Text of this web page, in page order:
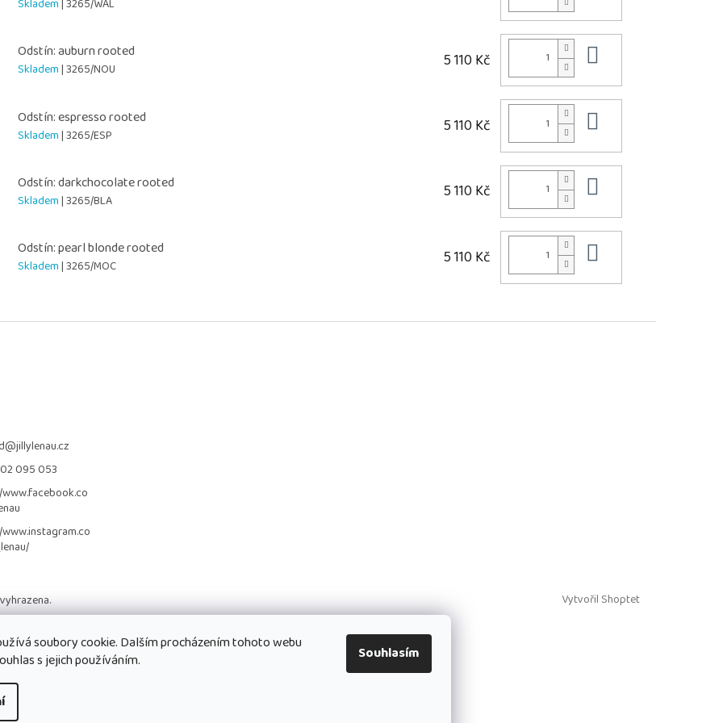
soubory cookie. Dalším procházením tohoto webu
s jejich používáním.
Souhlasím
Skladem | 3265/WAL
Odstín: auburn rooted
Skladem| 3265/NOU 5 110 Kč
Odstín: espresso rooted
Skladem| 3265/ESP 5 110 Kč
Odstín: darkchocolate rooted
Skladem| 3265/BLA 5 110 Kč
Odstín: pearl blonde rooted
Skladem| 3265/MOC 5 110 Kč
@jillylenau.cz
095 053
Vytvořil Shoptet